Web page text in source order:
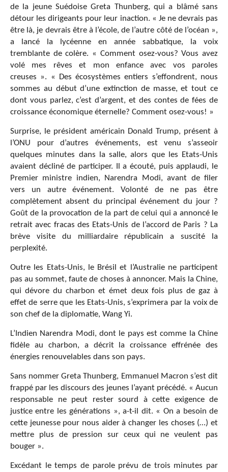
de la jeune Suédoise Greta Thunberg, qui a blâmé sans
détour les dirigeants pour leur inaction. « Je ne devrais pas
être là, je devrais être à l’école, de l’autre côté de l’océan »,
a lancé la lycéenne en année sabbatique, la voix
tremblante de colère. « Comment osez-vous? Vous avez
volé mes rêves et mon enfance avec vos paroles
creuses ». « Des écosystèmes entiers s’effondrent, nous
sommes au début d’une extinction de masse, et tout ce
dont vous parlez, c’est d’argent, et des contes de fées de
croissance économique éternelle? Comment osez-vous! »
Surprise, le président américain Donald Trump, présent à
l’ONU pour d’autres événements, est venu s’asseoir
quelques minutes dans la salle, alors que les Etats-Unis
avaient décliné de participer. Il a écouté, puis applaudi, le
Premier ministre indien, Narendra Modi, avant de filer
vers un autre événement. Volonté de ne pas être
complètement absent du principal événement du jour ?
Goût de la provocation de la part de celui qui a annoncé le
retrait avec fracas des Etats-Unis de l’accord de Paris ? La
brève visite du milliardaire républicain a suscité la
perplexité.
Outre les Etats-Unis, le Brésil et l’Australie ne participent
pas au sommet, faute de choses à annoncer. Mais la Chine,
qui dévore du charbon et émet deux fois plus de gaz à
effet de serre que les Etats-Unis, s’exprimera par la voix de
son chef de la diplomatie, Wang Yi.
L’Indien Narendra Modi, dont le pays est comme la Chine
fidèle au charbon, a décrit la croissance effrénée des
énergies renouvelables dans son pays.
Sans nommer Greta Thunberg, Emmanuel Macron s’est dit
frappé par les discours des jeunes l’ayant précédé. « Aucun
responsable ne peut rester sourd à cette exigence de
justice entre les générations », a-t-il dit. « On a besoin de
cette jeunesse pour nous aider à changer les choses (…) et
mettre plus de pression sur ceux qui ne veulent pas
bouger ».
Excédant le temps de parole prévu de trois minutes par